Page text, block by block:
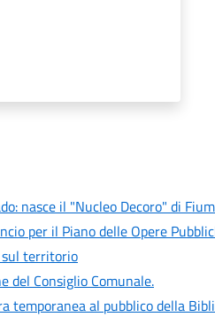
nasce il "Nucleo Decoro" di
per il Piano delle Opere
territorio
del Consiglio Comunale.
temporanea al pubblico della